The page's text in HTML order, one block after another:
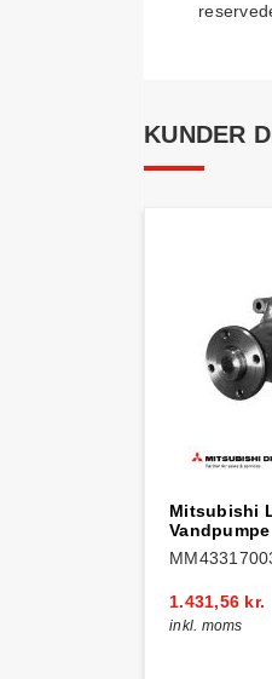
KUNDER
Mitsubishi
Vandpumpe
1.431,56 kr.
inkl. moms